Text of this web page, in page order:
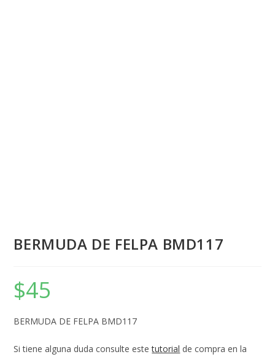
BERMUDA DE FELPA BMD117
$45
BERMUDA DE FELPA BMD117
Si tiene alguna duda consulte estetutorial de compra en la